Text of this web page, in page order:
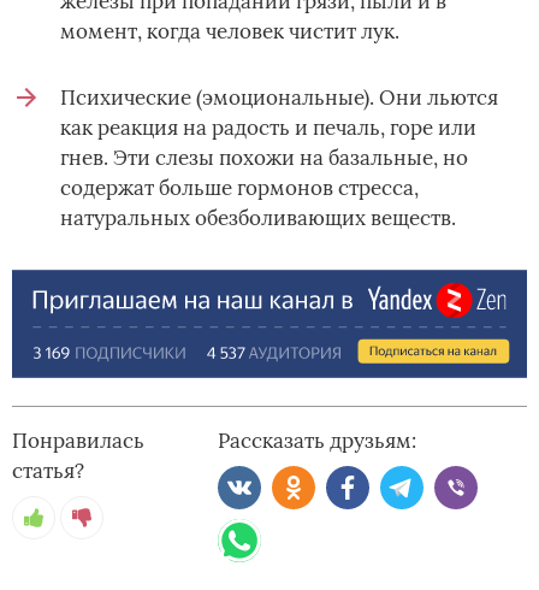
момент, когда человек чистит лук.
Психические (эмоциональные). Они льются
как реакция на радость и печаль, горе или
гнев. Эти слезы похожи на базальные, но
содержат больше гормонов стресса,
натуральных обезболивающих веществ.
Понравилась
статья?
Рассказать друзьям: